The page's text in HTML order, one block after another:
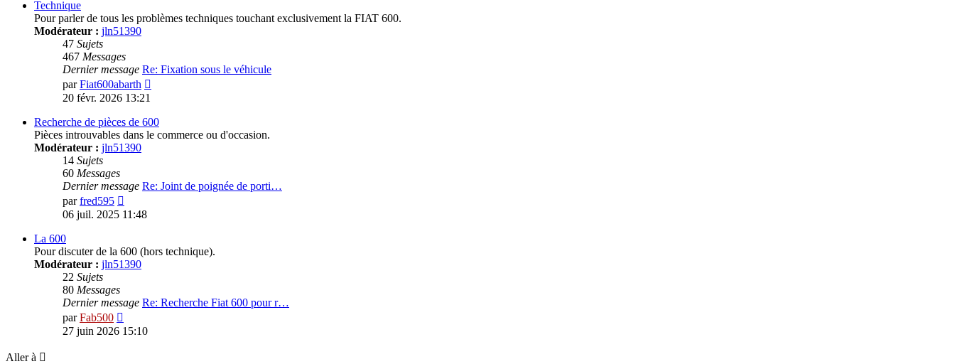
Technique
Pour parler de tous les problèmes techniques touchant exclusivement la FIAT 600.
Modérateur : jln51390
47 Sujets
467 Messages
Dernier message Re: Fixation sous le véhicule
parFiat600abarth
message
20 févr. 2026 13:21
Recherche de pièces de 600
Pièces introuvables dans le commerce ou d'occasion.
Modérateur : jln51390
14 Sujets
60 Messages
Dernier message Re: Joint de poignée de porti…
parfred595
le
06 juil. 2025 11:48
La 600
Pour discuter de la 600 (hors technique).
Modérateur : jln51390
22 Sujets
80 Messages
Dernier message Re: Recherche Fiat 600 pour r…
parFab500
le
27 juin 2026 15:10
Aller à